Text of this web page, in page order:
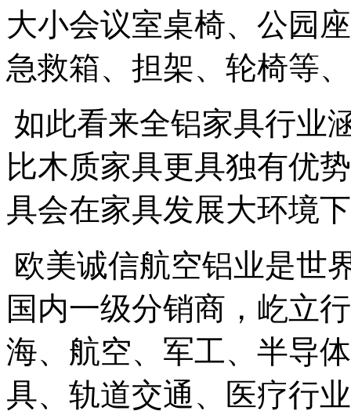
大小会议室桌椅、公园
急救箱、担架、轮椅等
如此看来全铝家具行业
比木质家具更具独有优
具会在家具发展大环境
欧美诚信航空铝业是世
国内一级分销商，屹立
海、航空、军工、半导
具、轨道交通、医疗行